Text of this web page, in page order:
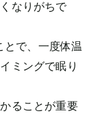
なりがちで
で、一度体温
ミングで眠り
ることが重要